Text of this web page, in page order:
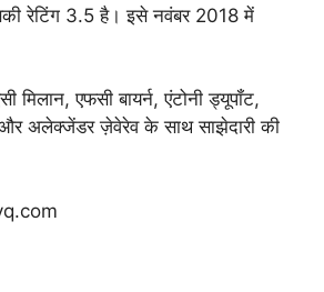
रेटिंग 3.5 है। इसे नवंबर 2018 में
मिलान, एफसी बायर्न, एंटोनी ड्यूपॉंट,
और अलेक्जेंडर ज़ेवेरेव के साथ साझेदारी की